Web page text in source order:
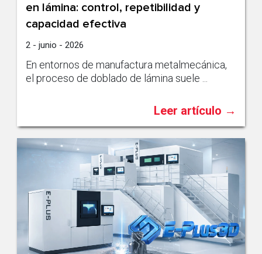
en lámina: control, repetibilidad y
capacidad efectiva
2 - junio - 2026
En entornos de manufactura metalmecánica,
el proceso de doblado de lámina suele ...
Leer artículo →